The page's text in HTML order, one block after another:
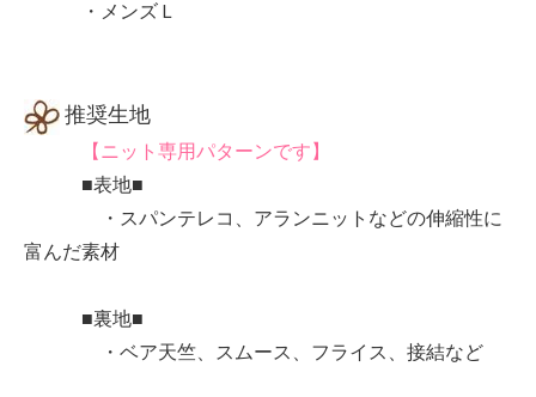
・メンズＬ
推奨生地
【ニット専用パターンです】
■表地■
・スパンテレコ、アランニットなどの伸縮性に
富んだ素材
■裏地■
・ベア天竺、スムース、フライス、接結など